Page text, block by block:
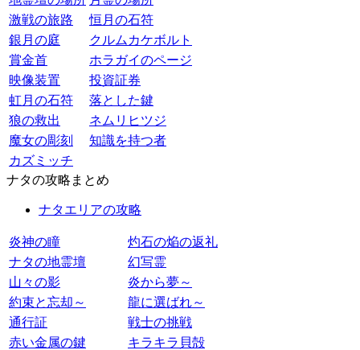
激戦の旅路
恒月の石符
銀月の庭
クルムカケボルト
賞金首
ホラガイのページ
映像装置
投資証券
虹月の石符
落とした鍵
狼の救出
ネムリヒツジ
魔女の彫刻
知識を持つ者
カズミッチ
ナタの攻略まとめ
ナタエリアの攻略
炎神の瞳
灼石の焔の返礼
ナタの地霊壇
幻写霊
山々の影
炎から夢～
約束と忘却～
龍に選ばれ～
通行証
戦士の挑戦
赤い金属の鍵
キラキラ貝殻